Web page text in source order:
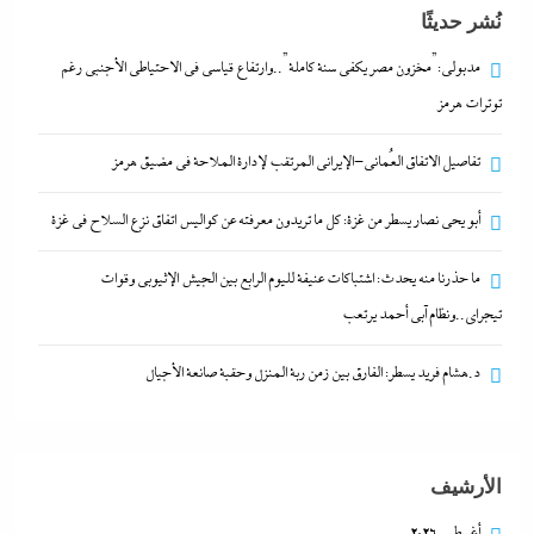
كواليس اتفاق نزع السلاح في غزة
23 فبراير، 2026
الجيش الإثيوبي وقوات تيجراي..ونظام آبي أحمد يرتعب
مدبولي:”مخزون مصر يكفي سنة كاملة”..وارتفاع قياسي
في الاحتياطي الأجنبي رغم توترات هرمز
23 فبراير، 2026
نُشر حديثًا
مدبولي:”مخزون مصر يكفي سنة كاملة”..وارتفاع قياسي في الاحتياطي الأجنبي رغم
توترات هرمز
تفاصيل الاتفاق العُماني-الإيراني المرتقب لإدارة الملاحة في مضيق هرمز
أبو يحى نصار يسطر من غزة: كل ما تريدون معرفته عن كواليس اتفاق نزع السلاح في غزة
ما حذرنا منه يحدث: اشتباكات عنيفة لليوم الرابع بين الجيش الإثيوبي وقوات
تيجراي..ونظام آبي أحمد يرتعب
د.هشام فريد يسطر: الفارق بين زمن ربة المنزل وحقبة صانعة الأجيال
الأرشيف